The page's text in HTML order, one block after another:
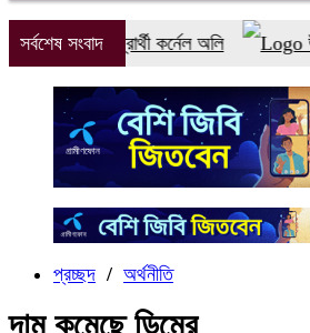
সর্বশেষ সংবাদ
জোটের প্রার্থী কর্নেল অলি উত্তরায়
প্রচ্ছদ / অর্থনীতি
দাম কমেছে ডিমের